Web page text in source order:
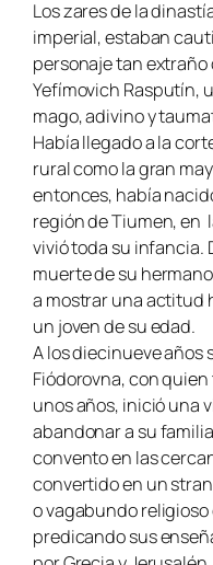
Los zares de la
imperial, estaban
personaje tan
Yefímovich Rasputín,
mago, adivino y
Había llegado a la
rural como la gran
entonces, había
región de Tiumen, en
vivió toda su infancia.
muerte de su
a mostrar una actitud
un joven de su edad.
A los diecinueve años
Fiódorovna, con
unos años, inició una
abandonar a su
convento en las
convertido en un
o vagabundo
predicando sus